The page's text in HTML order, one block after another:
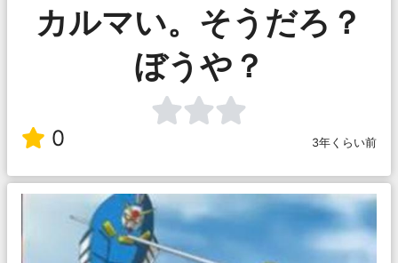
カルマい。そうだろ？
ぼうや？
0 3年くらい前